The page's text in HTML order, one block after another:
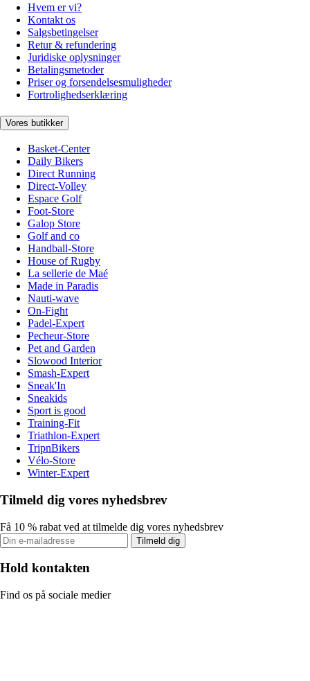
Hvem er vi?
Kontakt os
Salgsbetingelser
Retur & refundering
Juridiske oplysninger
Betalingsmetoder
Priser og forsendelsesmuligheder
Fortrolighedserklæring
Vores butikker
Basket-Center
Daily Bikers
Direct Running
Direct-Volley
Espace Golf
Foot-Store
Galop Store
Golf and co
Handball-Store
House of Rugby
La sellerie de Maé
Made in Paradis
Nauti-wave
On-Fight
Padel-Expert
Pecheur-Store
Pet and Garden
Slowood Interior
Smash-Expert
Sneak'In
Sneakids
Sport is good
Training-Fit
Triathlon-Expert
TripnBikers
Vélo-Store
Winter-Expert
Tilmeld dig vores nyhedsbrev
Få 10 % rabat ved at tilmelde dig vores nyhedsbrev
Tilmeld dig
Hold kontakten
Find os på sociale medier